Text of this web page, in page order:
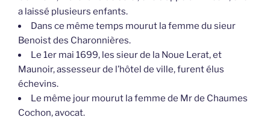
a laissé plusieurs enfants.
Dans ce même temps mourut la femme du sieur
Benoist des Charonnières.
Le 1er mai 1699, les sieur de la Noue Lerat, et
Maunoir, assesseur de l’hôtel de ville, furent élus
échevins.
Le même jour mourut la femme de Mr de Chaumes
Cochon, avocat.